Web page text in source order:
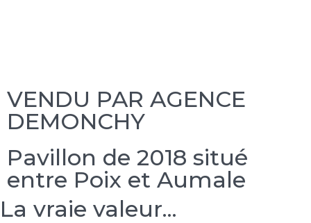
VENDU PAR AGENCE
DEMONCHY
Pavillon de 2018 situé
entre Poix et Aumale
La vraie valeur...